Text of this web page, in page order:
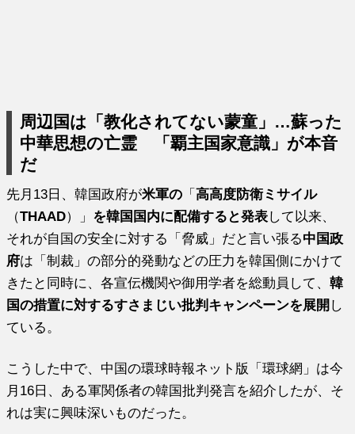
周辺国は「教化されてない蒙童」…蘇った
中華思想の亡霊 「覇主国家意識」が本音
だ
先月13日、韓国政府が米軍の 「高高度防衛ミサイル
（THAAD）」 を韓国国内に配備すると発表して以来、
それが自国の安全に対する「脅威」だと言い張る中国政
府は「制裁」の部分的発動などの圧力を韓国側にかけて
きたと同時に、各宣伝機関や御用学者を総動員して、韓
国の措置に対するすさまじい批判キャンペーンを展開 し
ている。
こうした中で、中国の環球時報ネット版「環球網」は今
月16日、ある軍関係者の韓国批判発言を紹介したが、そ
れは実に興味深いものだった。